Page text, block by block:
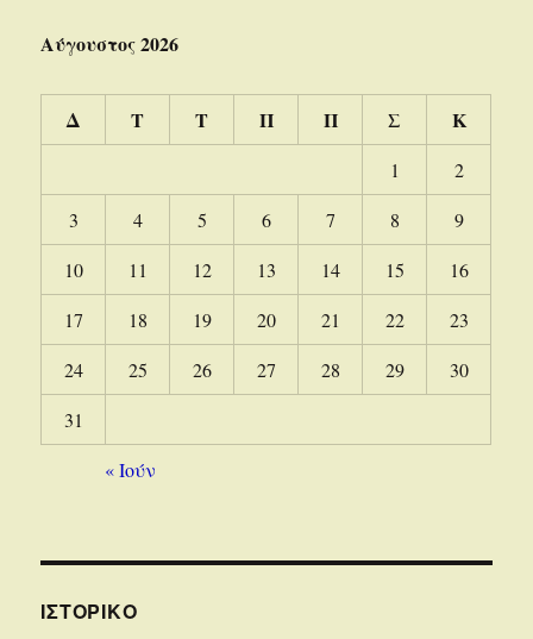
Αύγουστος 2026
Δ Τ Τ Π Π Σ Κ
1
2
3
4 5 6 7 8
9
10
11 12 13 14 15
16
17
18 19 20 21 22
23
24
25 26 27 28 29
30
31
« Ιούν
ΙΣΤΟΡΙΚΌ